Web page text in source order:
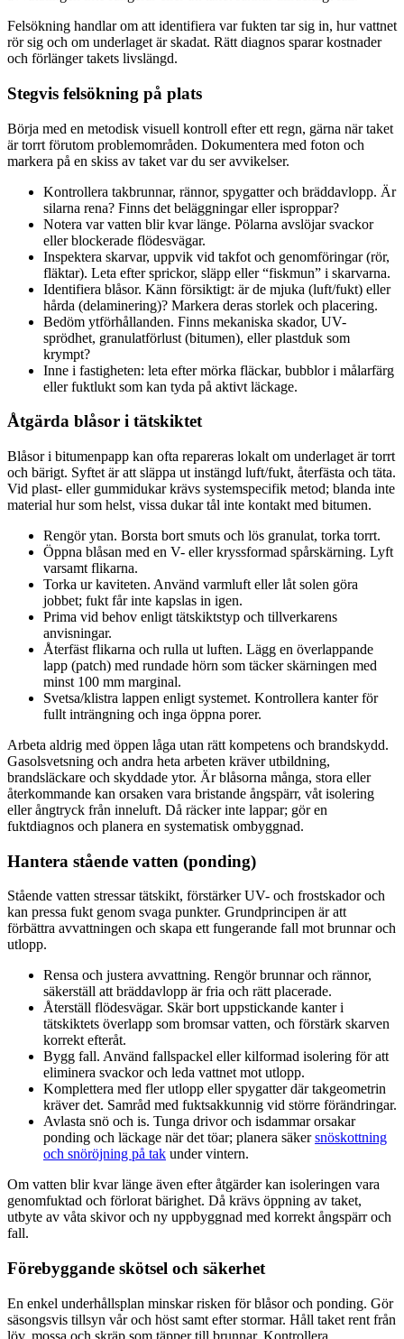
Felsökning handlar om att identifiera var fukten tar sig in, hur vattnet
rör sig och om underlaget är skadat. Rätt diagnos sparar kostnader
och förlänger takets livslängd.
Stegvis felsökning på plats
Börja med en metodisk visuell kontroll efter ett regn, gärna när taket
är torrt förutom problemområden. Dokumentera med foton och
markera på en skiss av taket var du ser avvikelser.
Kontrollera takbrunnar, rännor, spygatter och bräddavlopp. Är
silarna rena? Finns det beläggningar eller isproppar?
Notera var vatten blir kvar länge. Pölarna avslöjar svackor
eller blockerade flödesvägar.
Inspektera skarvar, uppvik vid takfot och genomföringar (rör,
fläktar). Leta efter sprickor, släpp eller “fiskmun” i skarvarna.
Identifiera blåsor. Känn försiktigt: är de mjuka (luft/fukt) eller
hårda (delaminering)? Markera deras storlek och placering.
Bedöm ytförhållanden. Finns mekaniska skador, UV-
sprödhet, granulatförlust (bitumen), eller plastduk som
krympt?
Inne i fastigheten: leta efter mörka fläckar, bubblor i målarfärg
eller fuktlukt som kan tyda på aktivt läckage.
Åtgärda blåsor i tätskiktet
Blåsor i bitumenpapp kan ofta repareras lokalt om underlaget är torrt
och bärigt. Syftet är att släppa ut instängd luft/fukt, återfästa och täta.
Vid plast- eller gummidukar krävs systemspecifik metod; blanda inte
material hur som helst, vissa dukar tål inte kontakt med bitumen.
Rengör ytan. Borsta bort smuts och lös granulat, torka torrt.
Öppna blåsan med en V- eller kryssformad spårskärning. Lyft
varsamt flikarna.
Torka ur kaviteten. Använd varmluft eller låt solen göra
jobbet; fukt får inte kapslas in igen.
Prima vid behov enligt tätskiktstyp och tillverkarens
anvisningar.
Återfäst flikarna och rulla ut luften. Lägg en överlappande
lapp (patch) med rundade hörn som täcker skärningen med
minst 100 mm marginal.
Svetsa/klistra lappen enligt systemet. Kontrollera kanter för
fullt inträngning och inga öppna porer.
Arbeta aldrig med öppen låga utan rätt kompetens och brandskydd.
Gasolsvetsning och andra heta arbeten kräver utbildning,
brandsläckare och skyddade ytor. Är blåsorna många, stora eller
återkommande kan orsaken vara bristande ångspärr, våt isolering
eller ångtryck från inneluft. Då räcker inte lappar; gör en
fuktdiagnos och planera en systematisk ombyggnad.
Hantera stående vatten (ponding)
Stående vatten stressar tätskikt, förstärker UV- och frostskador och
kan pressa fukt genom svaga punkter. Grundprincipen är att
förbättra avvattningen och skapa ett fungerande fall mot brunnar och
utlopp.
Rensa och justera avvattning. Rengör brunnar och rännor,
säkerställ att bräddavlopp är fria och rätt placerade.
Återställ flödesvägar. Skär bort uppstickande kanter i
tätskiktets överlapp som bromsar vatten, och förstärk skarven
korrekt efteråt.
Bygg fall. Använd fallspackel eller kilformad isolering för att
eliminera svackor och leda vattnet mot utlopp.
Komplettera med fler utlopp eller spygatter där takgeometrin
kräver det. Samråd med fuktsakkunnig vid större förändringar.
Avlasta snö och is. Tunga drivor och isdammar orsakar
ponding och läckage när det töar; planera säkersnöskottning
och snöröjning på tak under vintern.
Om vatten blir kvar länge även efter åtgärder kan isoleringen vara
genomfuktad och förlorat bärighet. Då krävs öppning av taket,
utbyte av våta skivor och ny uppbyggnad med korrekt ångspärr och
fall.
Förebyggande skötsel och säkerhet
En enkel underhållsplan minskar risken för blåsor och ponding. Gör
säsongsvis tillsyn vår och höst samt efter stormar. Håll taket rent från
löv, mossa och skräp som täpper till brunnar. Kontrollera